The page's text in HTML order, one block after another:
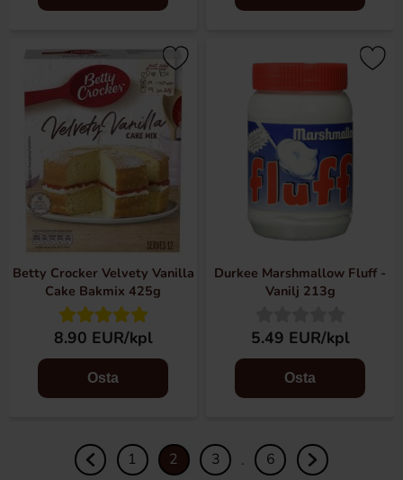
Betty Crocker Velvety Vanilla
Cake Bakmix 425g
8.90 EUR/kpl
Osta
Durkee Marshmallow Fluff -
Vanilj 213g
5.49 EUR/kpl
Osta
1 2 3 . 6